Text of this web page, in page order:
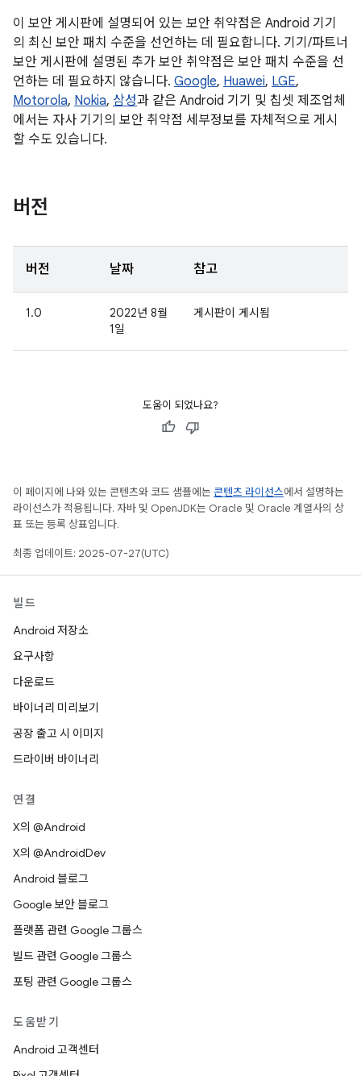
이 보안 게시판에 설명되어 있는 보안 취약점은 Android 기기
의 최신 보안 패치 수준을 선언하는 데 필요합니다. 기기/파트너
보안 게시판에 설명된 추가 보안 취약점은 보안 패치 수준을 선
언하는 데 필요하지 않습니다. Google, Huawei, LGE,
Motorola, Nokia, 삼성과 같은 Android 기기 및 칩셋 제조업체
에서는 자사 기기의 보안 취약점 세부정보를 자체적으로 게시
할 수도 있습니다.
버전
버전 날짜 참고
1.0
2022년 8월
1일
게시판이 게시됨
도움이 되었나요?
이 페이지에 나와 있는 콘텐츠와 코드 샘플에는 콘텐츠 라이선스에서 설명하는
라이선스가 적용됩니다. 자바 및 OpenJDK는 Oracle 및 Oracle 계열사의 상
표 또는 등록 상표입니다.
최종 업데이트: 2025-07-27(UTC)
빌드
Android 저장소
요구사항
다운로드
바이너리 미리보기
공장 출고 시 이미지
드라이버 바이너리
연결
X의 @Android
X의 @AndroidDev
Android 블로그
Google 보안 블로그
플랫폼 관련 Google 그룹스
빌드 관련 Google 그룹스
포팅 관련 Google 그룹스
도움받기
Android 고객센터